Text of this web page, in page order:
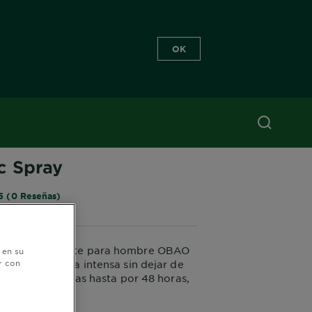
OK
Spray
(0 Reseñas)
desodorante para hombre OBAO
Fragancia intensa sin dejar de
que necesitas hasta por 48 horas,
su
con